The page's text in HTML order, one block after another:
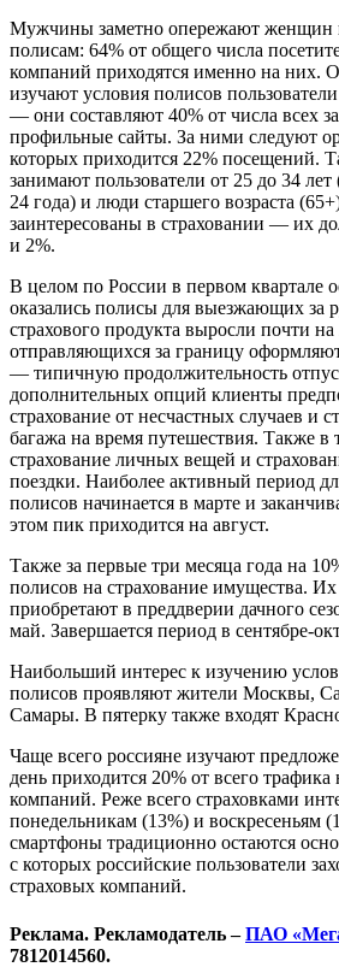
Мужчины заметно опережают женщин
полисам: 64% от общего числа
компаний приходятся именно на них.
изучают условия полисов
— они составляют 40% от числа всех
профильные сайты. За ними следуют
которых приходится 22% посещений.
занимают пользователи от 25 до 34
24 года) и люди старшего возраста
заинтересованы в страховании — их
и 2%.
В целом по России в первом квартале
оказались полисы для выезжающих за
страхового продукта выросли почти
отправляющихся за границу
— типичную продолжительность
дополнительных опций клиенты
страхование от несчастных случаев и
багажа на время путешествия. Также в
страхование личных вещей и
поездки. Наиболее активный период
полисов начинается в марте и
этом пик приходится на август.
Также за первые три месяца года на
полисов на страхование имущества.
приобретают в преддверии дачного
май. Завершается период в сентябре-
Наибольший интерес к изучению
полисов проявляют жители Москвы,
Самары. В пятерку также входят
Чаще всего россияне изучают
день приходится 20% от всего
компаний. Реже всего страховками
понедельникам (13%) и воскресеньям
смартфоны традиционно остаются
с которых российские пользователи
страховых компаний.
Реклама. Рекламодатель –ПАО
7812014560.